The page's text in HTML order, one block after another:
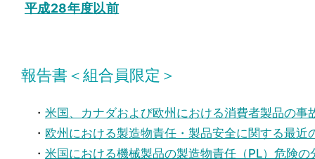
平成28年度以前
報告書＜組合員限定＞
・ 米国、カナダおよび欧州における消費者製品の事
・ 欧州における製造物責任・製品安全に関する最近
・ 米国における機械製品の製造物責任（PL）危険